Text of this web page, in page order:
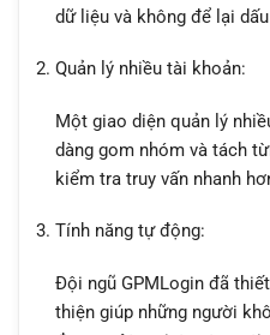
dữ liệu và không để lại
Quản lý nhiều tài khoản:
Một giao diện quản lý
dàng gom nhóm và tách
kiểm tra truy vấn nhanh
Tính năng tự động:
Đội ngũ GPMLogin đã
thiện giúp những người